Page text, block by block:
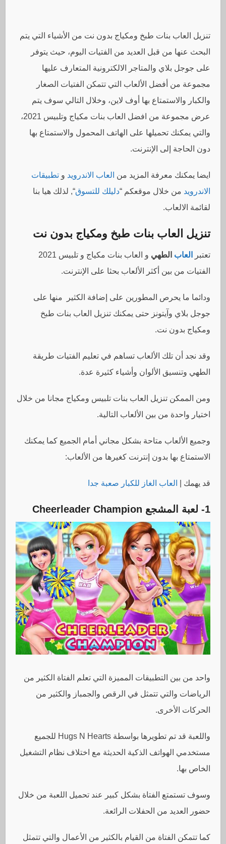
تنزيل العاب بنات طبخ ومكياج بدون نت من الأشياء التي يتم
البحث عنها من قبل العديد من الفتيات اليوم، حيث يتوفر
على جوجل بلاي والمتاجر الالكترونية المتعارف عليها
مجموعة من أفضل الألعاب التي تتمكن الفتيات الصغار
والكبار والاستمتاع بها أوف لاين، وخلال التالي سوف يتم
عرض مجموعة من افضل العاب بنات مكياج وتلبيس 2021،
والتي يمكنك تحميلها على الهاتف المحمول والاستمتاع بها
دون الحاجة إلى الإنترنت.
ايضا يمكنك معرفة المزيد من العاب الاندرويد وتطبيقات
الاندرويد من خلال موقعكم “دليلك للتسوق“, لذلك هيا بنا
لقائمة الالعاب.
تنزيل العاب بنات طبخ ومكياج بدون نت
تعتبر العاب الطهي
و العاب بنات مكياج و تلبيس 2021
الفتيات من بين أكثر الألعاب بحثا على الإنترنت.
ودائما ما يحرص المطورين على إضافة الكثير منها على
جوجل بلاي وآيتونز حتى يمكنك تنزيل العاب بنات طبخ
ومكياج بدون نت.
وقد نجد أن تلك الألعاب تساهم في تعليم الفتيات طريقة
الطهي وتنسيق الألوان وأشياء كثيرة عدة.
ومن الممكن تنزيل العاب بنات تلبيس ومكياج مجانا من خلال
اختيار واحدة من بين الألعاب التالية.
وجميع الألعاب متاحة بشكل مجاني أمام الجميع كما يمكنك
الاستمتاع بها بدون إنترنت كغيرها من الألعاب:
قد يهمك | العاب الغاز للكبار صعبة جدا
1- لعبة المشجع Cheerleader Champion
واحد من بين التطبيقات المميزة التي تعلم الفتاة الكثير من
الرياضات والتي تتمثل في الرقص والجمباز والكثير من
الحركات الأخرى.
واللعبة قد تم تطويرها بواسطة Hugs N Hearts للجميع
مستخدمي الهواتف الذكية الحديثة مع اختلاف نظام التشغيل
الخاص بها.
وسوف تستمتع الفتاة بشكل كبير عند تحميل اللعبة من خلال
حضور العديد من الحفلات الرائعة.
كما تتمكن الفتاة من القيام بالكثير من الأعمال والتي تتمثل